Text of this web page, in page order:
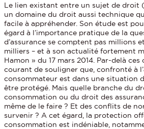
Le lien existant entre un sujet de droit
un domaine du droit aussi technique
facile à appréhender. Son étude est
égard à l’importance pratique de la
d’assurance se comptent pas millions
milliers – et à son actualité fortement
Hamon » du 17 mars 2014. Par-delà
courant de souligner que, confronté à
consommateur est dans une situation
être protégé. Mais quelle branche du
consommation ou du droit des
même de le faire ? Et des conflits de
survenir ? A cet égard, la protection
consommation est indéniable,